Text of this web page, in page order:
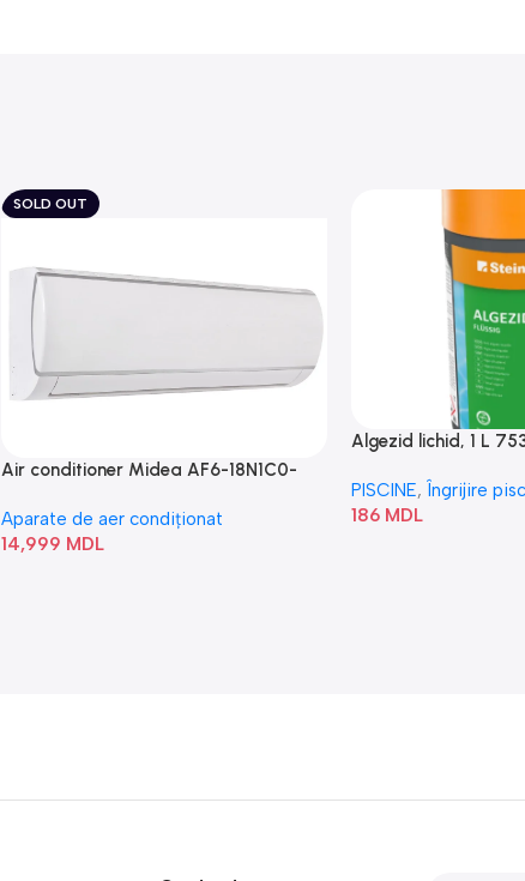
SOLD OUT
Air conditioner Midea AF6-18N1C0-
Aparate de aer condiționat
14,999 MDL
Algezid lichid, 1 L
PISCINE, Îngrijire
186 MDL